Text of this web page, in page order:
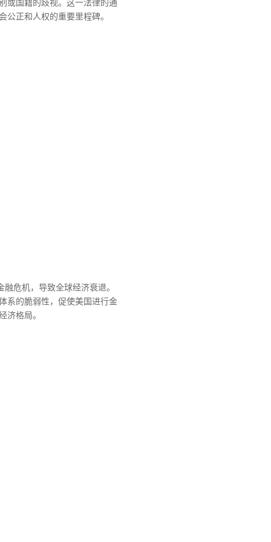
或国籍的歧视。这一法律的通
公正和人权的重要里程碑。
危机，导致全球经济衰退。
系的脆弱性，促使美国进行金
济格局。